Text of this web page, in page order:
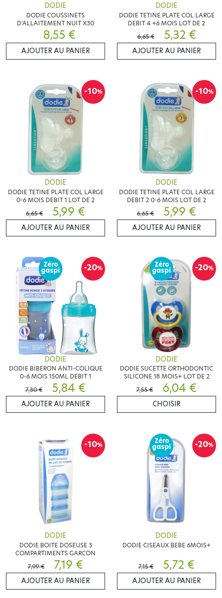
DODIE
DODIE COUSSINETS
D'ALLAITEMENT NUIT X30
8,55 €
AJOUTER AU PANIER
DODIE
DODIE TETINE PLATE COL LARGE
DEBIT 4 +6 MOIS LOT DE 2
6,65 €
5,32 €
AJOUTER AU PANIER
-10%
DODIE
DODIE TETINE PLATE COL LARGE
0-6 MOIS DEBIT 1 LOT DE 2
6,65 €
5,99 €
AJOUTER AU PANIER
-10%
DODIE
DODIE TETINE PLATE COL LARGE
DEBIT 2 0-6 MOIS LOT DE 2
6,65 €
5,99 €
AJOUTER AU PANIER
-20%
Zéro
gaspi
DODIE
DODIE BIBERON ANTI-COLIQUE
0-6 MOIS 150ML DEBIT 1
7,30 €
5,84 €
AJOUTER AU PANIER
-20%
Zéro
gaspi
DODIE
DODIE SUCETTE ORTHODONTIC
SILICONE 18 MOIS+ LOT DE 2
7,55 €
6,04 €
CHOISIR
-10%
DODIE
DODIE BOITE DOSEUSE 3
COMPARTIMENTS GARCON
7,99 €
7,19 €
AJOUTER AU PANIER
-20%
Zéro
gaspi
DODIE
DODIE CISEAUX BEBE 6MOIS+
7,15 € 5,72 €
AJOUTER AU PANIER